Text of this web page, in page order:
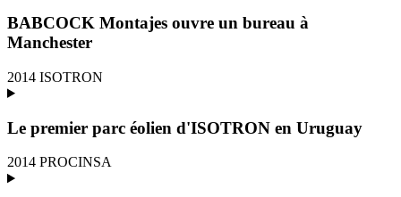
BABCOCK Montajes ouvre un bureau à
Manchester
2014 ISOTRON
Le premier parc éolien d'ISOTRON en Uruguay
2014 PROCINSA